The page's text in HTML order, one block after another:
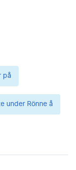
på
under Rönne å